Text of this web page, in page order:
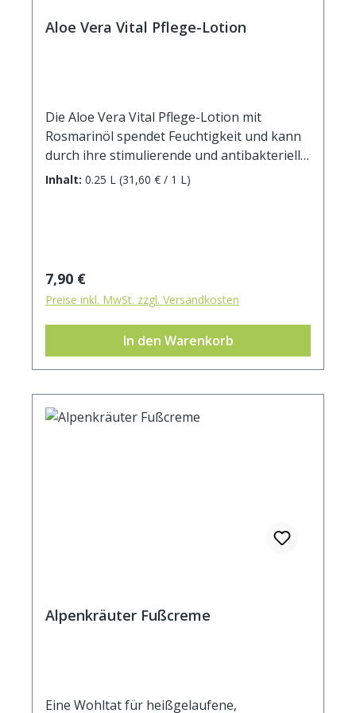
Aloe Vera Vital Pflege-Lotion
Die Aloe Vera Vital Pflege-Lotion mit
Rosmarinöl spendet Feuchtigkeit und kann
durch ihre stimulierende und antibakterielle
Wirkung bei Hautproblemen helfen. Nach
CETEARETH-20, GLYCINE SOJA OIL, ALOE
BARBADENSIS, TOCOPHEROL,
ROSMARINUS OFFICINALIS, CETEARETH-12,
CETYL PALMITATE, PHENOXYETHANOL,
BENZOIC ACID, DEHYDROACETIC ACID,
PARFUM, LIMONENE, LINALOOL, CITRAL,
ISOMETHYL IONONE, ANISE ALCOHOL
Inhalt: 0.25 L (31,60 € / 1 L)
Regulärer Preis:
7,90 €
Preise inkl. MwSt. zzgl. Versandkosten
In den Warenkorb
Alpenkräuter Fußcreme
Eine Wohltat für heißgelaufene,